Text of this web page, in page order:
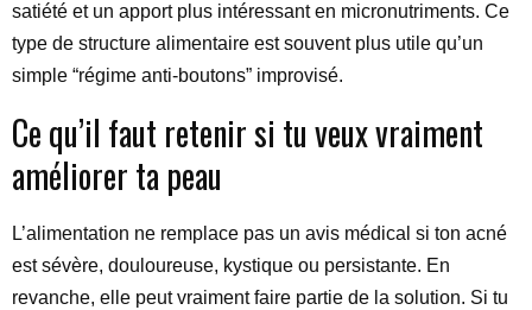
satiété et un apport plus intéressant en micronutriments. Ce
type de structure alimentaire est souvent plus utile qu’un
simple “régime anti-boutons” improvisé.
Ce qu’il faut retenir si tu veux vraiment
améliorer ta peau
L’alimentation ne remplace pas un avis médical si ton acné
est sévère, douloureuse, kystique ou persistante. En
revanche, elle peut vraiment faire partie de la solution. Si tu